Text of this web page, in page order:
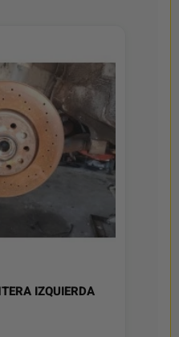
IZQUIERDA